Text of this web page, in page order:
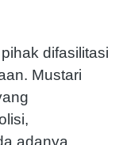
difasilitasi
Mustari
adanya